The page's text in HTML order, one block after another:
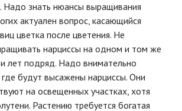
. Надо знать нюансы выращивания
актуален вопрос, касающийся
цветка после цветения. Не
нарциссы на одном и том же
лет подряд. Надо внимательно
будут высажены нарциссы. Они
на освещенных участках, хотя
Растению требуется богатая